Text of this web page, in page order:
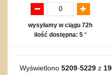
wysyłamy w ciągu 72h
ilość dostępna: 5 *
Wyświetlono 5209-5229z